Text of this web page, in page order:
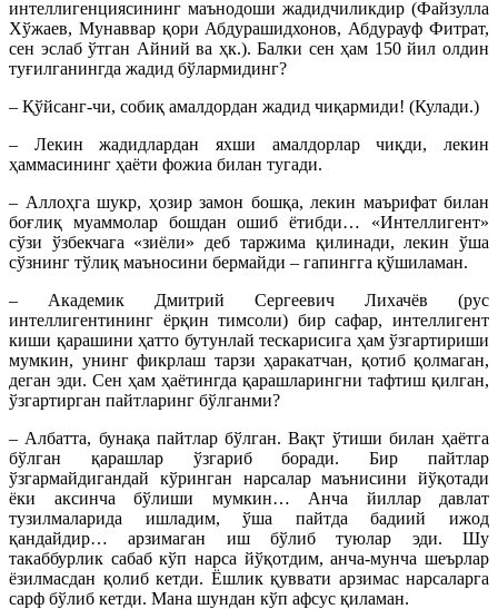
интеллигенциясининг маънодоши жадидчиликдир (Файзулла
Хўжаев, Мунаввар қори Абдурашидхонов, Абдурауф Фитрат,
сен эслаб ўтган Айний ва ҳк.). Балки сен ҳам 150 йил олдин
туғилганингда жадид бўлармидинг?
– Қўйсанг-чи, собиқ амалдордан жадид чиқармиди! (Кулади.)
– Лекин жадидлардан яхши амалдорлар чиқди, лекин
ҳаммасининг ҳаёти фожиа билан тугади.
– Аллоҳга шукр, ҳозир замон бошқа, лекин маърифат билан
боғлиқ муаммолар бошдан ошиб ётибди… «Интеллигент»
сўзи ўзбекчага «зиёли» деб таржима қилинади, лекин ўша
сўзнинг тўлиқ маъносини бермайди – гапингга қўшиламан.
– Академик Дмитрий Сергеевич Лихачёв (рус
интеллигентининг ёрқин тимсоли) бир сафар, интеллигент
киши қарашини ҳатто бутунлай тескарисига ҳам ўзгартириши
мумкин, унинг фикрлаш тарзи ҳаракатчан, қотиб қолмаган,
деган эди. Сен ҳам ҳаётингда қарашларингни тафтиш қилган,
ўзгартирган пайтларинг бўлганми?
– Албатта, бунақа пайтлар бўлган. Вақт ўтиши билан ҳаётга
бўлган қарашлар ўзгариб боради. Бир пайтлар
ўзгармайдигандай кўринган нарсалар маънисини йўқотади
ёки аксинча бўлиши мумкин… Анча йиллар давлат
тузилмаларида ишладим, ўша пайтда бадиий ижод
қандайдир… арзимаган иш бўлиб туюлар эди. Шу
такаббурлик сабаб кўп нарса йўқотдим, анча-мунча шеърлар
ёзилмасдан қолиб кетди. Ёшлик қуввати арзимас нарсаларга
сарф бўлиб кетди. Мана шундан кўп афсус қиламан.